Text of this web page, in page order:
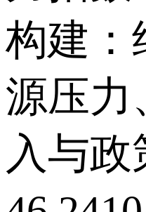
构建：
源压力
入与